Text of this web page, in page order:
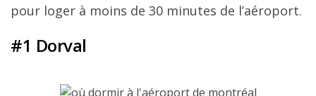
pour loger à moins de 30 minutes de l’aéroport.
#1 Dorval